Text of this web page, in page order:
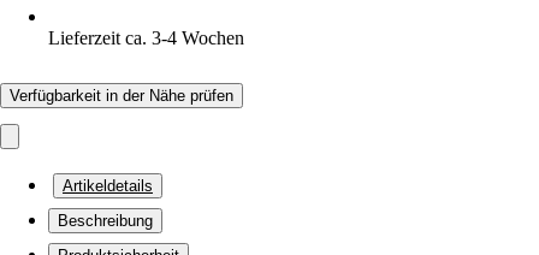
Lieferzeit ca. 3-4 Wochen
Verfügbarkeit in der Nähe prüfen
Artikeldetails
Beschreibung